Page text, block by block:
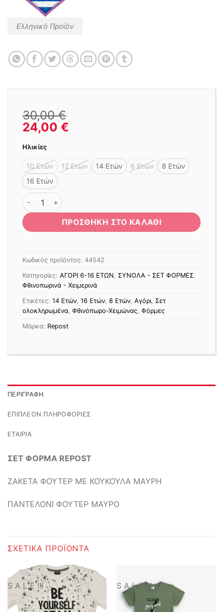
Ελληνικό Προϊόν
30,00€
24,00 €
Ηλικίες
10 Ετών 12 Ετών 14 Ετών 6 Ετών
8 Ετών
16 Ετών
ΣΕΤ ΦΟΡΜΑ REPOST ΜΕ ΖΑΚΕΤΑ ΜΑΥΡΗ ποσότητα
ΠΡΟΣΘΉΚΗ ΣΤΟ ΚΑΛΆΘΙ
Κωδικός προϊόντος: 44542
Κατηγορίες: ΑΓΟΡΙ 6-16 ΕΤΩΝ ΣΥΝΟΛΑ - ΣΕΤ ΦΟΡΜΕΣ
Φθινοπωρινά - Χειμερινά
Ετικέτες: 14 Ετών 16 Ετών 8 Ετών Αγόρι Σετ
ολοκληρωμένα Φθινόπωρο-Χειμώνας Φόρμες
Μάρκα: Repost
ΠΕΡΙΓΡΑΦΉ
ΕΠΙΠΛΈΟΝ ΠΛΗΡΟΦΟΡΊΕΣ
ΕΤΑΙΡΊΑ
ΣΕΤ ΦΟΡΜΑ REPOST
ΖΑΚΕΤΑ ΦΟΥΤΕΡ ΜΕ ΚΟΥΚΟΥΛΑ ΜΑΥΡΗ
ΠΑΝΤΕΛΟΝΙ ΦΟΥΤΕΡ ΜΑΥΡΟ
ΣΧΕΤΙΚΆ ΠΡΟΪΌΝΤΑ
S A L E !!! S A L E !!!